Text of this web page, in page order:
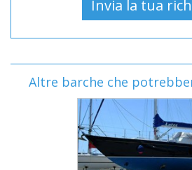
Altre barche che